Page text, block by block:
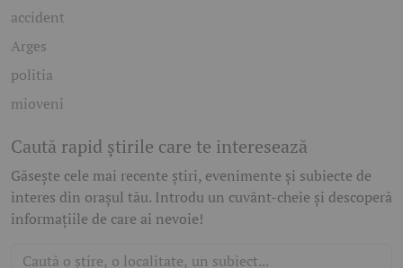
accident
Arges
politia
mioveni
Caută rapid știrile care te interesează
Găsește cele mai recente știri, evenimente și subiecte de
interes din orașul tău. Introdu un cuvânt-cheie și descoperă
informațiile de care ai nevoie!